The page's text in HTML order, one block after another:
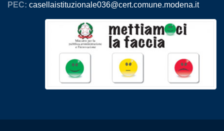
PEC: casellaistituzionale036@cert.comune.modena.it